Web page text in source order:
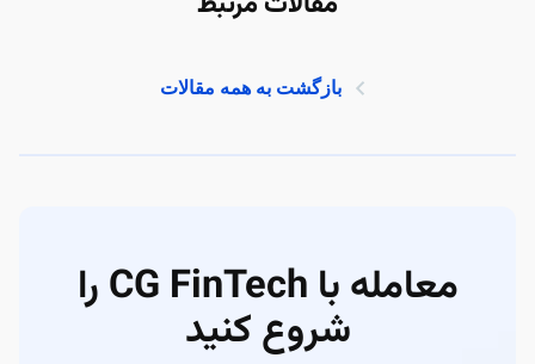
بازگشت به همه مقالات
معامله با CG FinTech را
شروع کنید